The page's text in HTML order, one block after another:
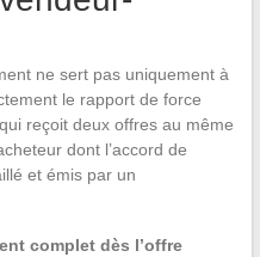
ne sert pas uniquement à
le rapport de force
reçoit deux offres au même
dont l’accord de
et émis par un
complet dès l’offre